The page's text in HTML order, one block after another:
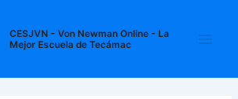
CESJVN - Von Newman Online - La
Mejor Escuela de Tecámac